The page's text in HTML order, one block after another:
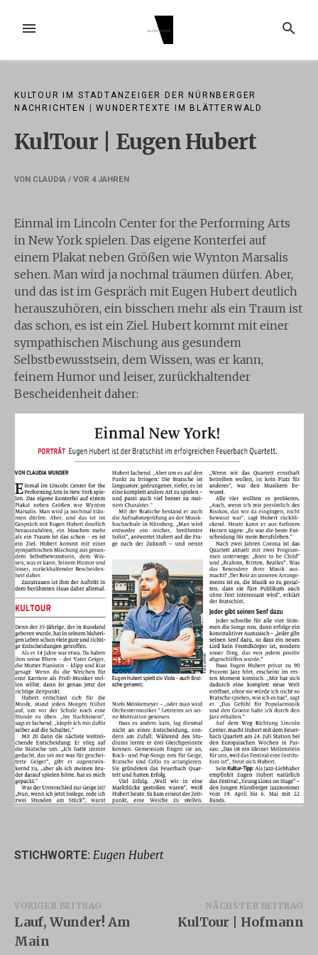
InhaltMENÜ SUCHE
KULTOUR IM STADTANZEIGER DER NÜRNBERGER
NACHRICHTEN
|WUNDERTEXTE IM BLÄTTERWALD
KulTour | Eugen Hubert
VON CLAUDIA / VOR 4 JAHREN
Einmal im Lincoln Center for the Performing Arts
in New York spielen. Das eigene Konterfei auf
einem Plakat neben Größen wie Wynton Marsalis
sehen. Man wird ja nochmal träumen dürfen. Aber,
und das ist im Gespräch mit Eugen Hubert deutlich
herauszuhören, ein bisschen mehr als ein Traum ist
das schon, es ist ein Ziel. Hubert kommt mit einer
sympathischen Mischung aus gesundem
Selbstbewusstsein, dem Wissen, was er kann,
feinem Humor und leiser, zurückhaltender
Bescheidenheit daher:
STICHWORTE: Eugen Hubert
Beitragsnavigation
VORIGER BEITRAG
Lauf, Wunder! Am
Main
NÄCHSTER BEITRAG
KulTour | Hofmann